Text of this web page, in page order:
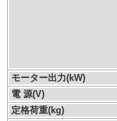
モーター出力(kW)
電 源(V)
定格荷重(kg)